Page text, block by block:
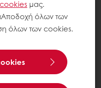
cookies μας.
«Αποδοχή όλων των
όλων των cookies.